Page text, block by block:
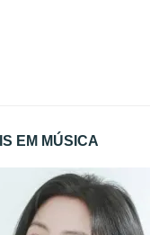
EM MÚSICA